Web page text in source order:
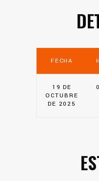
FECHA
19 DE
OCTUBRE
DE 2025